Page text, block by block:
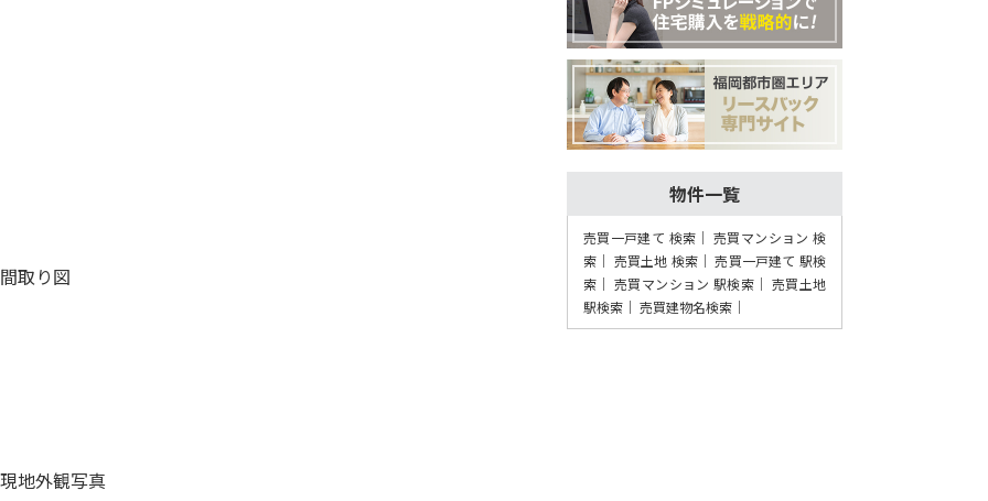
物件一覧
売買一戸建て 検索
売買マンション 検
索
売買土地 検索
売買一戸建て 駅検
索
売買マンション 駅検索
売買土地
駅検索
売買建物名検索